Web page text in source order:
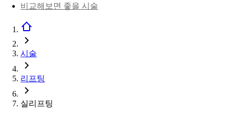
비교해보면 좋을 시술
시술
리프팅
실리프팅